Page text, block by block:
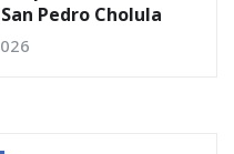
Pedro Cholula